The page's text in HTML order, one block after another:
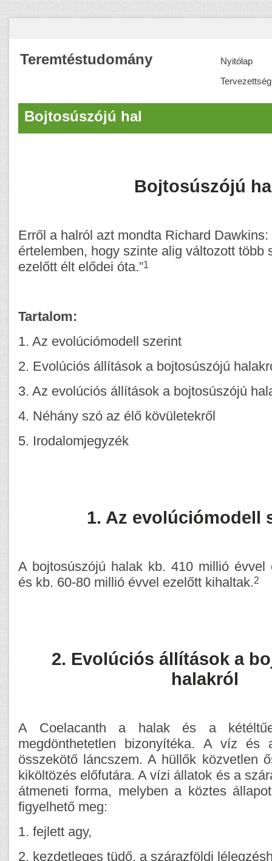
Teremtéstudomány
Nyitólap
Tervezettség
Bojtosúszójú hal
Bojtosúszójú
Erről a halról azt mondta Richard
értelemben, hogy szinte alig változott több
ezelőtt élt elődei óta.”1
Tartalom:
1. Az evolúciómodell szerint
2. Evolúciós állítások a bojtosúszójú
3. Az evolúciós állítások a bojtosúszójú
4. Néhány szó az élő kövületekről
5. Irodalomjegyzék
1. Az evolúciómodell
A bojtosúszójú halak kb. 410 millió évvel
és kb. 60-80 millió évvel ezelőtt kihaltak.2
2. Evolúciós állítások a
halakról
A Coelacanth a halak és a
megdönthetetlen bizonyítéka. A víz és
összekötő láncszem. A hüllők közvetlen
kiköltözés előfutára. A vízi állatok és a
átmeneti forma, melyben a köztes
figyelhető meg:
1. fejlett agy,
2. kezdetleges tüdő, a szárazföldi